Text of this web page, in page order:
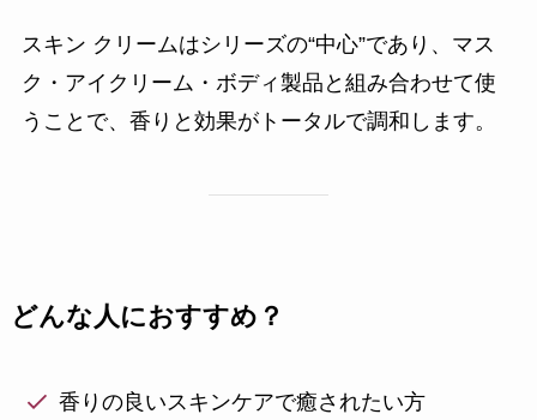
スキン クリームはシリーズの“中心”であり、マス
ク・アイクリーム・ボディ製品と組み合わせて使
うことで、香りと効果がトータルで調和します。
どんな人におすすめ？
香りの良いスキンケアで癒されたい方